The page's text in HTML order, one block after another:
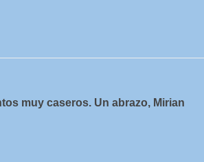
muy caseros. Un abrazo, Mirian